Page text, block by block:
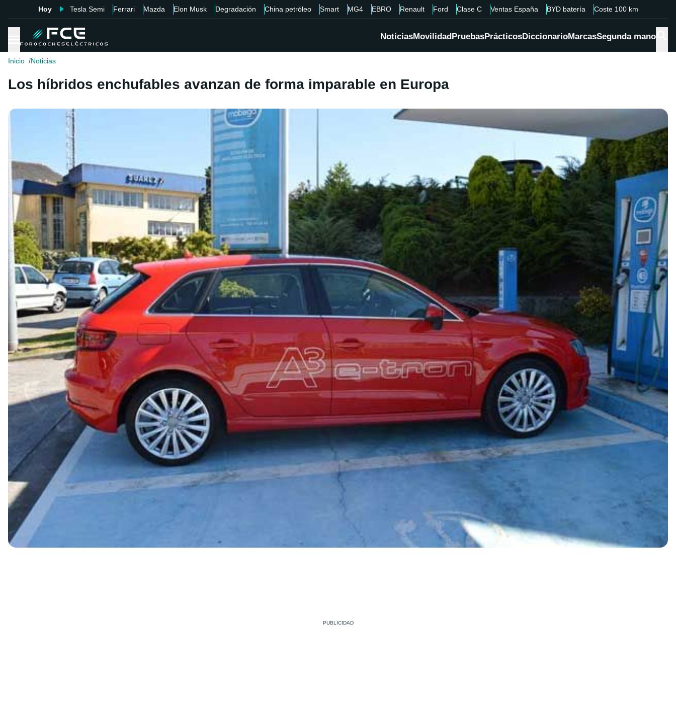
Hoy Tesla Semi Ferrari Mazda Elon Musk Degradación China petróleo Smart MG4 EBRO Renault Ford Clase C Ventas España BYD batería Coste 100 km
NoticiasMovilidadPruebasPrácticosDiccionarioMarcasSegunda mano
Inicio Noticias
Los híbridos enchufables avanzan de forma imparable en Europa